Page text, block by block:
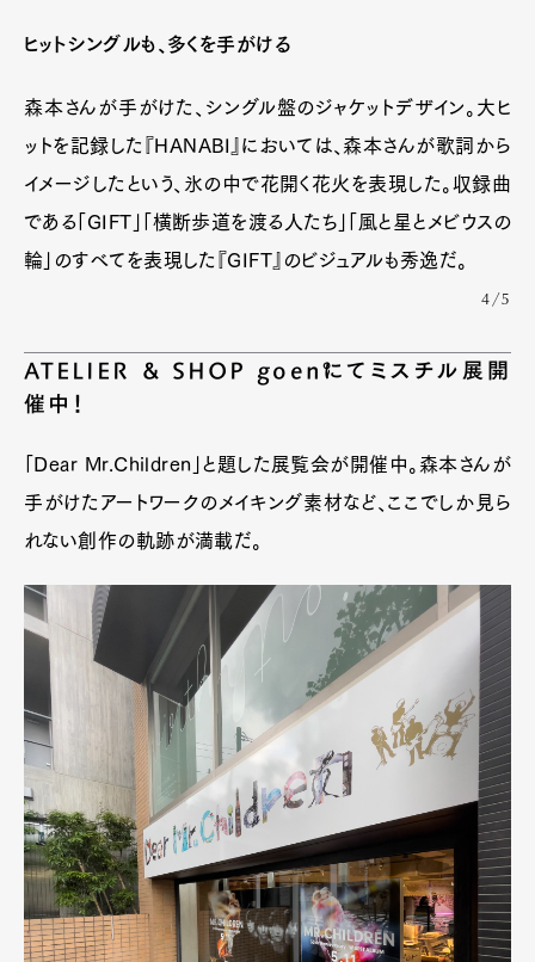
ヒットシングルも、多くを手がける
森本さんが手がけた、シングル盤のジャケットデザイン。大ヒ
ットを記録した『HANABI』においては、森本さんが歌詞から
イメージしたという、氷の中で花開く花火を表現した。収録曲
である「GIFT」「横断歩道を渡る人たち」「風と星とメビウスの
輪」のすべてを表現した『GIFT』のビジュアルも秀逸だ。
4/5
ATELIER & SHOP goen°にてミスチル展開
催中！
「Dear Mr.Children」と題した展覧会が開催中。森本さんが
手がけたアートワークのメイキング素材など、ここでしか見ら
れない創作の軌跡が満載だ。